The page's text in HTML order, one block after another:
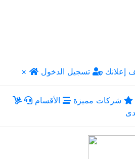
× إعلانك تسجيل الدخول
شركات مميزة
الأقسام